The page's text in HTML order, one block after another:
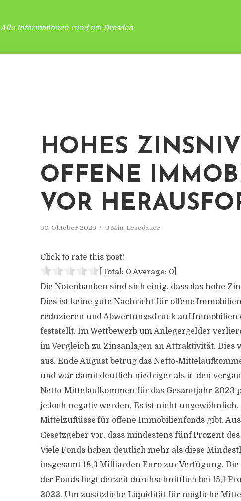
Alle Informationen rund um Dresden
HOHES
OFFENE
VOR
30. Oktober 2023 3 Min. Lesedauer
Click to rate this post!
[Total: 0 Average: 0
Die Notenbanken sind sich einig, dass das hohe
Dies ist keine gute Nachricht für offene
reduzieren und Abwertungsdruck auf Immobilien
feststellt. Im Wettbewerb um Anlegergelder
im Vergleich zu Zinsanlagen an Attraktivität. Dies
aus. Ende August betrug das Netto-
und war damit deutlich niedriger als in den
Netto-Mittelaufkommen für das Gesamtjahr 2023
jedoch negativ werden. Es ist nicht ungewöhnlich,
Mittelzuflüsse für offene Immobilienfonds gibt.
Gesetzgeber vor, dass mindestens fünf Prozent
Viele Fonds haben deutlich mehr als diese
insgesamt 18,3 Milliarden Euro zur Verfügung.
der Fonds liegt derzeit durchschnittlich bei 15,1
2022. Um zusätzliche Liquidität für mögliche